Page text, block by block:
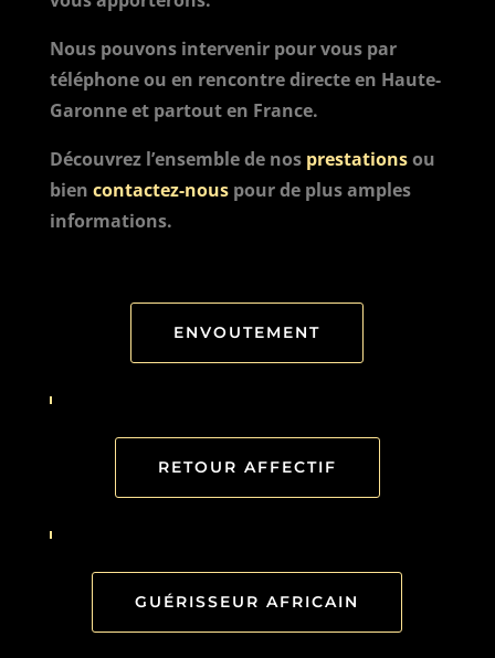
Nous pouvons intervenir pour vous par
téléphone ou en rencontre directe en Haute-
Garonne et partout en France.
Découvrez l’ensemble de nos prestationsou
bien contactez-nouspour de plus amples
informations.
ENVOUTEMENT
RETOUR AFFECTIF
GUÉRISSEUR AFRICAIN